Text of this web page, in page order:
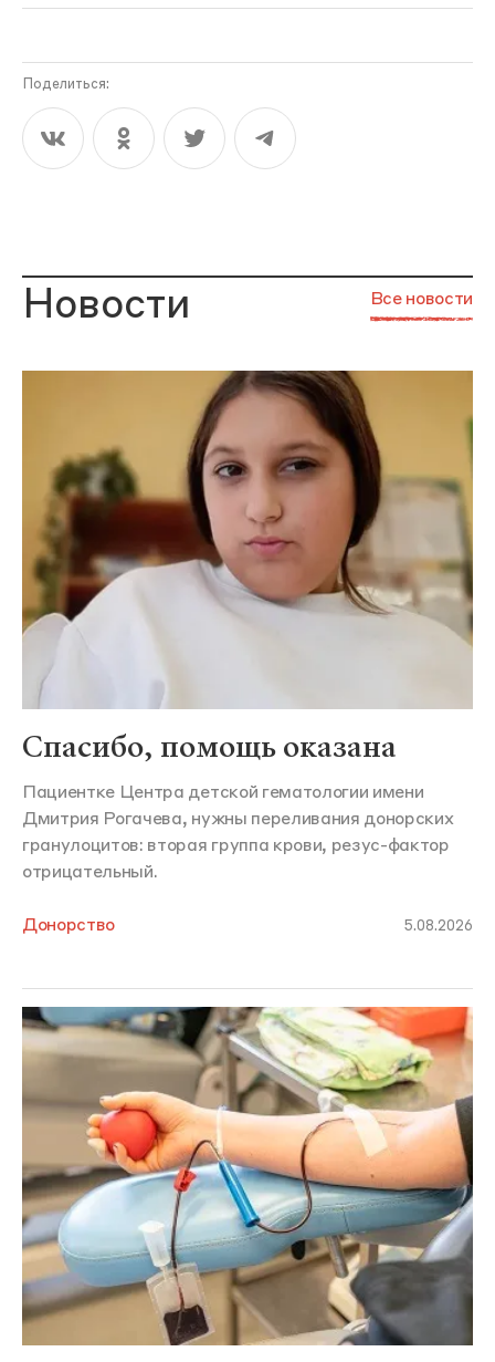
Поделиться:
Новости Все новости
Спасибо, помощь оказана
Пациентке Центра детской гематологии имени
Дмитрия Рогачева, нужны переливания донорских
гранулоцитов: вторая группа крови, резус-фактор
отрицательный.
Донорство 5.08.2026